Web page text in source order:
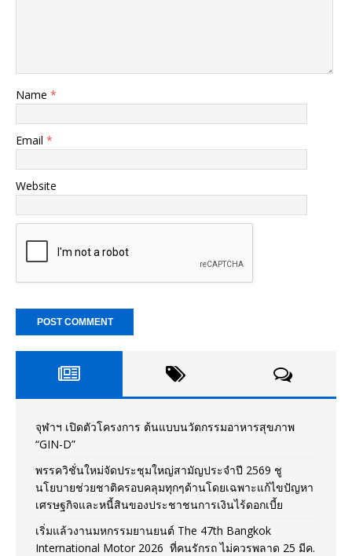
Name *
Email *
Website
จุฬาฯ เปิดตัวโครงการ ต้นแบบนวัตกรรมอาหารสุขภาพ
“GIN-D”
พรรควิชั่นใหม่จัดประชุมใหญ่สามัญประจำปี 2569 ชู
นโยบายช่วยชาติครอบคลุมทุกๆด้านโดยเฉพาะแก้ไขปัญหา
เศรษฐกิจและหนี้สินของประชาชนการเงินไร้ดอกเบี้ย
เริ่มแล้วงานมหกรรมยานยนต์ The 47th Bangkok
International Motor 2026 ที่คนรักรถ ไม่ควรพลาด 25 มีค.